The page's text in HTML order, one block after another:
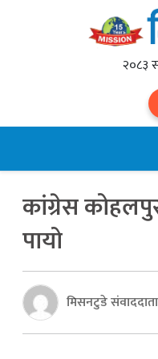
२०८३
कांग्रेस
पायो
मिसनटुडे संवाददाता